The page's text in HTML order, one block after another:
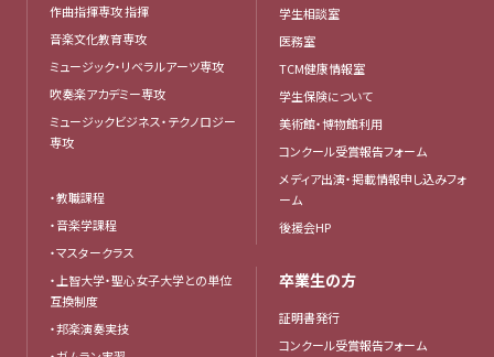
作曲指揮専攻 指揮
音楽文化教育専攻
ミュージック・リベラルアーツ専攻
吹奏楽アカデミー専攻
ミュージックビジネス・テクノロジー
専攻
・教職課程
・音楽学課程
・マスタークラス
・上智大学・聖心女子大学との単位
互換制度
・邦楽演奏実技
学生相談室
医務室
TCM健康情報室
学生保険について
美術館・博物館利用
コンクール受賞報告フォーム
メディア出演・掲載情報申し込みフォ
ーム
後援会HP
卒業生の方
証明書発行
コンクール受賞報告フォーム